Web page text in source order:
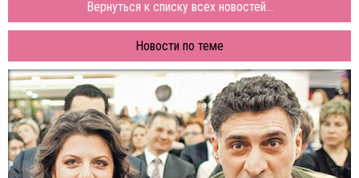
Вернуться к списку всех новостей...
Новости по теме